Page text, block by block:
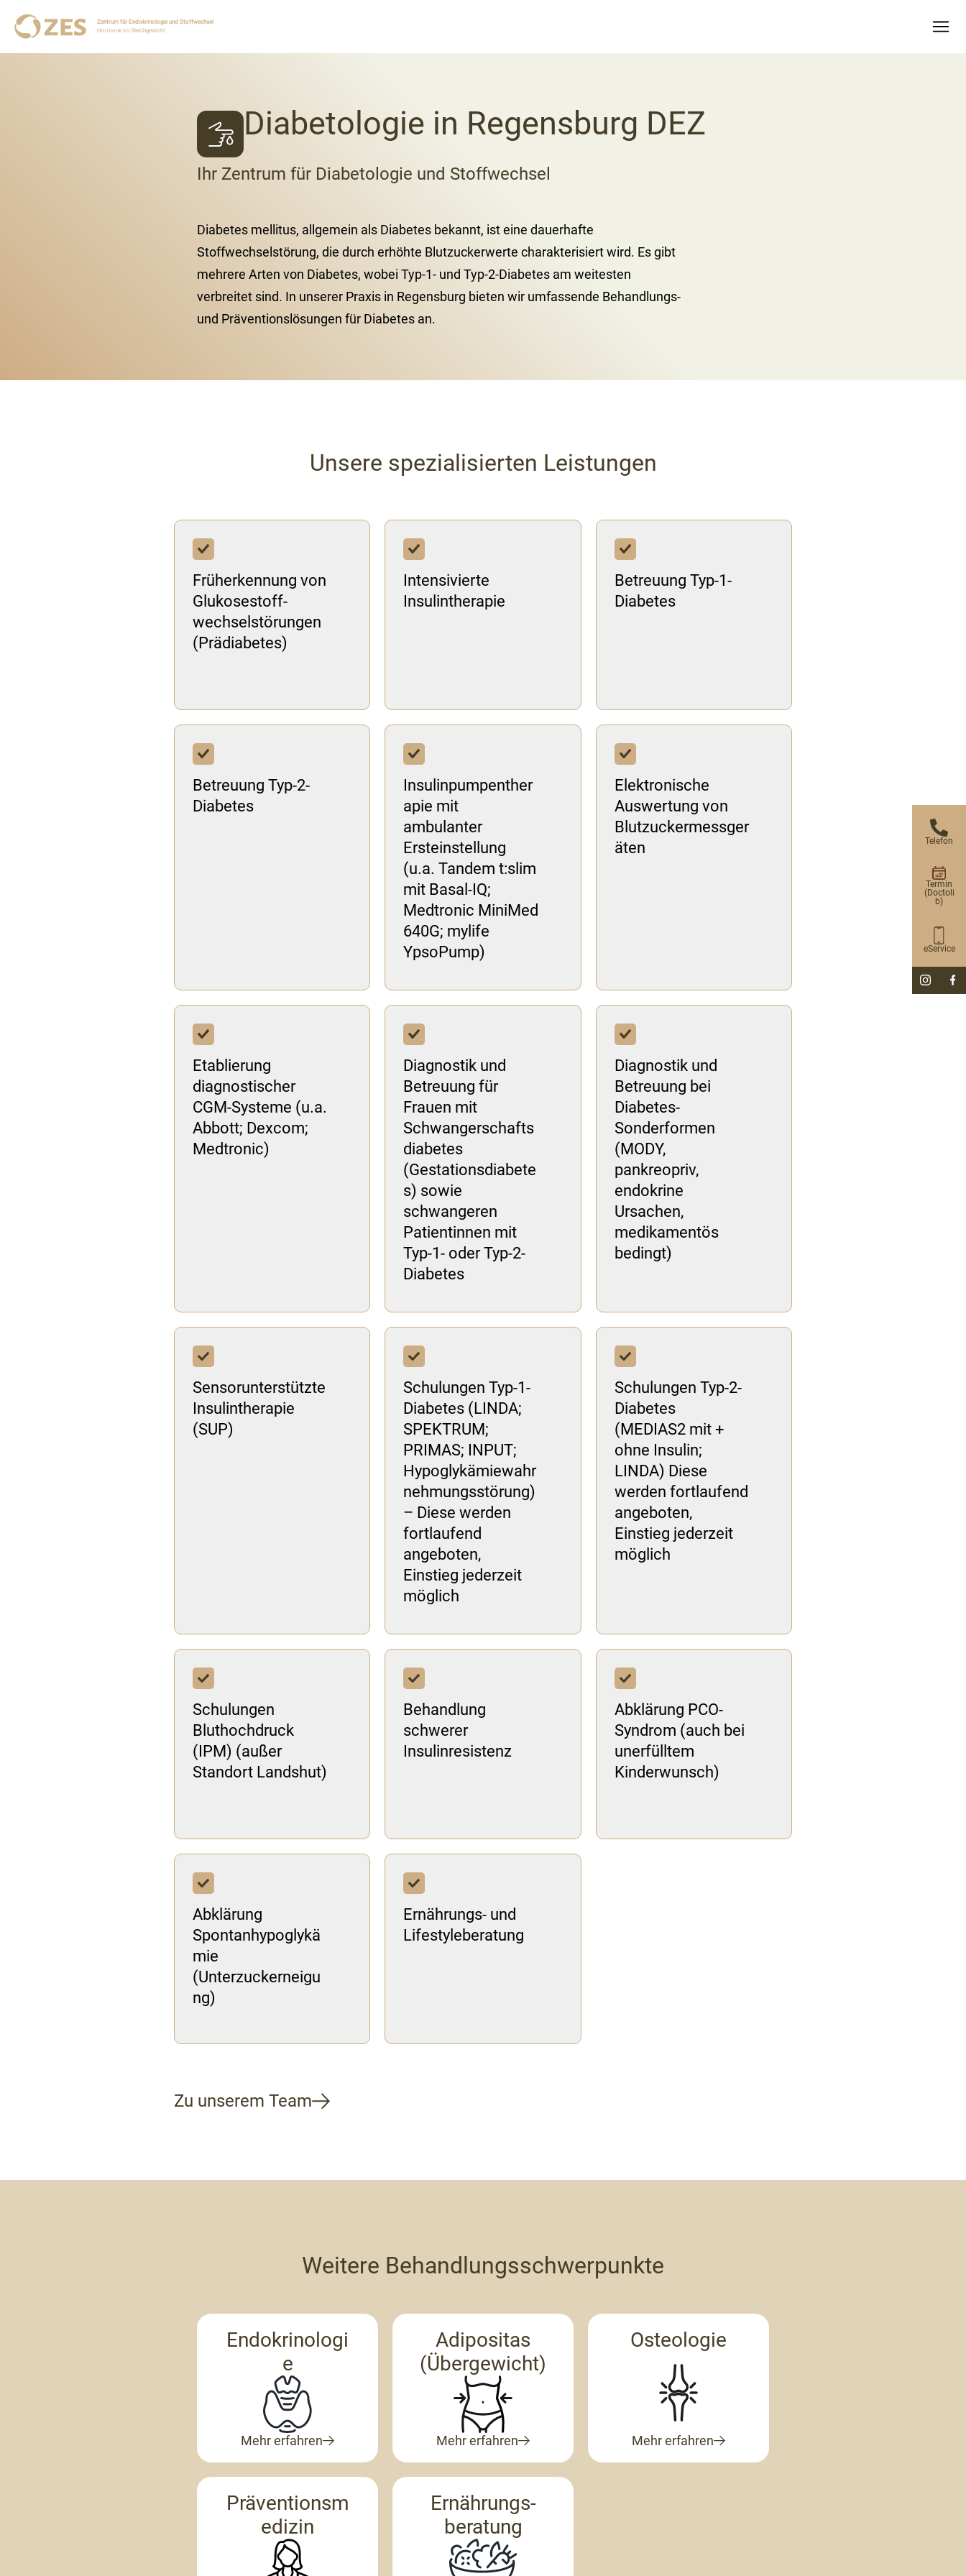
Telefon
Termin
(Doctoli
b)
eService
Zentrum für Endokrinologie und Stoffwechsel
Hormone im Gleichgewicht
Diabetologie in Regensburg DEZ
Ihr Zentrum für Diabetologie und Stoffwechsel
Diabetes mellitus, allgemein als Diabetes bekannt, ist eine dauerhafte
Stoffwechselstörung, die durch erhöhte Blutzuckerwerte charakterisiert wird. Es gibt
mehrere Arten von Diabetes, wobei Typ-1- und Typ-2-Diabetes am weitesten
verbreitet sind. In unserer Praxis in Regensburg bieten wir umfassende Behandlungs-
und Präventionslösungen für Diabetes an.
Unsere spezialisierten Leistungen
Früherkennung von
Glukosestoff-
wechselstörungen
(Prädiabetes)
Intensivierte
Insulintherapie
Betreuung Typ-1-
Diabetes
Betreuung Typ-2-
Diabetes
Insulinpumpenther
apie mit
ambulanter
Ersteinstellung
(u.a. Tandem t:slim
mit Basal-IQ;
Medtronic MiniMed
640G; mylife
YpsoPump)
Elektronische
Auswertung von
Blutzuckermessger
äten
Etablierung
diagnostischer
CGM-Systeme (u.a.
Abbott; Dexcom;
Medtronic)
Diagnostik und
Betreuung für
Frauen mit
Schwangerschafts
diabetes
(Gestationsdiabete
s) sowie
schwangeren
Patientinnen mit
Typ-1- oder Typ-2-
Diabetes
Diagnostik und
Betreuung bei
Diabetes-
Sonderformen
(MODY,
pankreopriv,
endokrine
Ursachen,
medikamentös
bedingt)
Sensorunterstützte
Insulintherapie
(SUP)
Schulungen Typ-1-
Diabetes (LINDA;
SPEKTRUM;
PRIMAS; INPUT;
Hypoglykämiewahr
nehmungsstörung)
– Diese werden
fortlaufend
angeboten,
Einstieg jederzeit
möglich
Schulungen Typ-2-
Diabetes
(MEDIAS2 mit +
ohne Insulin;
LINDA) Diese
werden fortlaufend
angeboten,
Einstieg jederzeit
möglich
Schulungen
Bluthochdruck
(IPM) (außer
Standort Landshut)
Behandlung
schwerer
Insulinresistenz
Abklärung PCO-
Syndrom (auch bei
unerfülltem
Kinderwunsch)
Abklärung
Spontanhypoglykä
mie
(Unterzuckerneigu
ng)
Ernährungs- und
Lifestyleberatung
Zu unserem Team
Weitere Behandlungsschwerpunkte
Endokrinologi
e
Mehr erfahren
Adipositas
(Übergewicht)
Mehr erfahren
Osteologie
Mehr erfahren
Präventionsm
edizin
Ernährungs-
beratung